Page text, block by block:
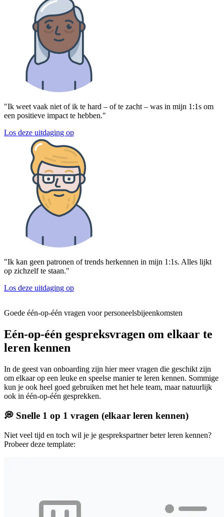
"Ik weet vaak niet of ik te hard – of te zacht – was in mijn 1:1s om
een positieve impact te hebben."
Los deze uitdaging op
"Ik kan geen patronen of trends herkennen in mijn 1:1s. Alles lijkt
op zichzelf te staan."
Los deze uitdaging op
Goede één-op-één vragen voor personeelsbijeenkomsten
Eén-op-één gespreksvragen om elkaar te
leren kennen
In de geest van onboarding zijn hier meer vragen die geschikt zijn
om elkaar op een leuke en speelse manier te leren kennen. Sommige
kun je ook heel goed gebruiken met het hele team, maar natuurlijk
ook in één-op-één gesprekken.
💭 Snelle 1 op 1 vragen (elkaar leren kennen)
Niet veel tijd en toch wil je je gesprekspartner beter leren kennen?
Probeer deze template: